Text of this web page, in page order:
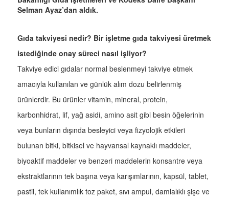
Selman Ayaz’dan aldık.
Gıda takviyesi nedir? Bir işletme gıda takviyesi üretmek
istediğinde onay süreci nasıl işliyor?
Takviye edici gıdalar normal beslenmeyi takviye etmek
amacıyla kullanılan ve günlük alım dozu belirlenmiş
ürünlerdir. Bu ürünler vitamin, mineral, protein,
karbonhidrat, lif, yağ asidi, amino asit gibi besin öğelerinin
veya bunların dışında besleyici veya fizyolojik etkileri
bulunan bitki, bitkisel ve hayvansal kaynaklı maddeler,
biyoaktif maddeler ve benzeri maddelerin konsantre veya
ekstraktlarının tek başına veya karışımlarının, kapsül, tablet,
pastil, tek kullanımlık toz paket, sıvı ampul, damlalıklı şişe ve